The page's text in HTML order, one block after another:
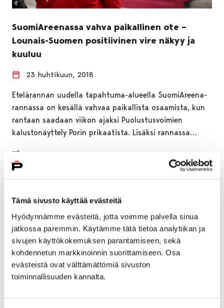
Tämä sivusto käyttää evästeitä
Hyödynnämme evästeitä, jotta voimme palvella sinua
jatkossa paremmin. Käytämme tätä tietoa analytiikan ja
sivujen käyttökokemuksen parantamiseen, sekä
kohdennetun markkinoinnin suorittamiseen. Osa
evästeistä ovat välttämättömiä sivuston
toiminnallisuuden kannalta.
SuomiAreenassa vahva paikallinen ote –
Lounais-Suomen positiivinen vire näkyy ja
kuuluu
23 huhtikuun, 2018
Etelärannan uudella tapahtuma-alueella SuomiAreena-
rannassa on kesällä vahvaa paikallista osaamista, kun
rantaan saadaan viikon ajaksi Puolustusvoimien
kalustonäyttely Porin prikaatista. Lisäksi rannassa…